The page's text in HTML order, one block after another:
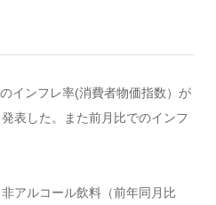
インフレ率(消費者物価指数）が
表した。また前月比でのインフ
アルコール飲料（前年同月比